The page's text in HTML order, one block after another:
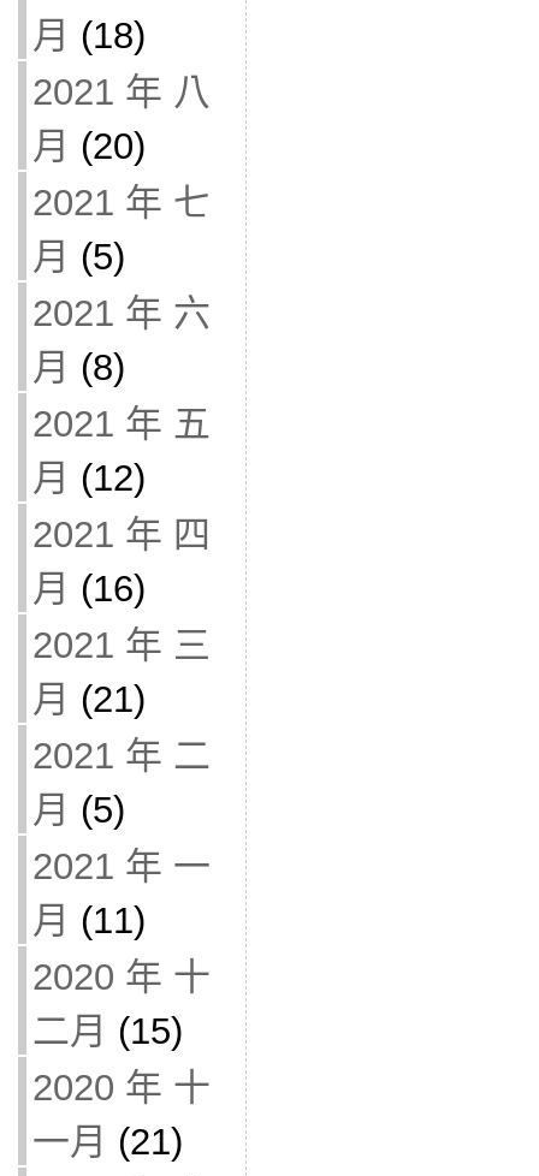
月 (18)
2021 年 八
月 (20)
2021 年 七
月 (5)
2021 年 六
月 (8)
2021 年 五
月 (12)
2021 年 四
月 (16)
2021 年 三
月 (21)
2021 年 二
月 (5)
2021 年 一
月 (11)
2020 年 十
二月 (15)
2020 年 十
一月 (21)